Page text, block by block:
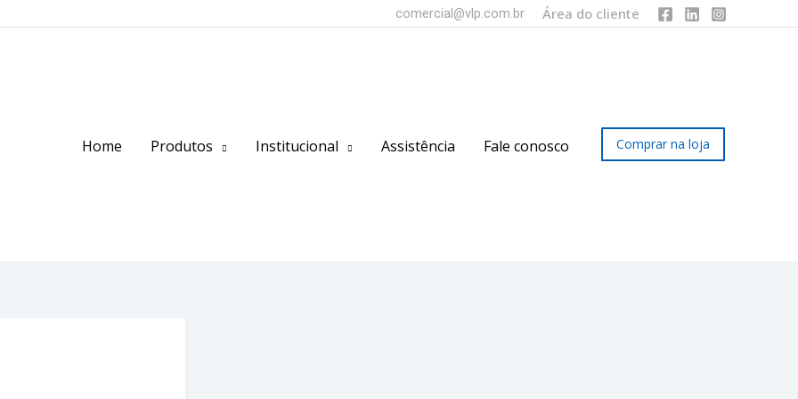
comercial@vlp.com.br Área do cliente
Home Produtos Institucional Assistência Fale conosco Comprar na loja